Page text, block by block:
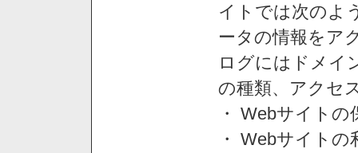
イトでは次のよ
ータの情報をア
ログにはドメイ
の種類、アクセ
・ Webサイトの
・ Webサイト